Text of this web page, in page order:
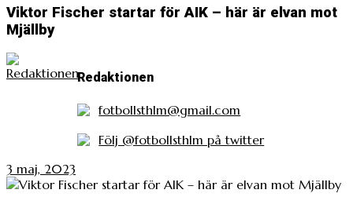
Viktor Fischer startar för AIK – här är elvan mot
Mjällby
Redaktionen
fotbollsthlm@gmail.com
Följ @fotbollsthlm på twitter
3 maj, 2023